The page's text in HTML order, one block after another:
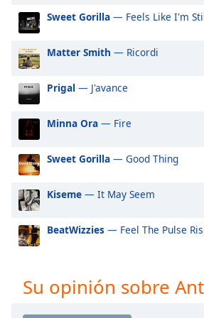
Track
in-
Picture
Fullscreen
This
modal
window.
Beginning
dialog
window.
cancel
Sweet Gorilla — Feels Like I'm
Matter Smith — Ricordi
Prigal — J'avance
Minna Ora — Fire
Sweet Gorilla — Good Thing
Kiseme — It May Seem
BeatWizzies — Feel The Pulse
Su opinión sobre